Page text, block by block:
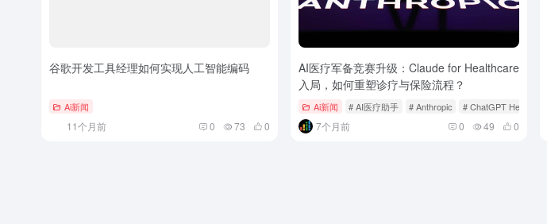
谷歌开发工具经理如何实现人工智能编码
Ai新闻
11个月前 0 73 0
AI医疗军备竞赛升级：Claude for Healthcare
入局，如何重塑诊疗与保险流程？
Ai新闻 # AI医疗助手 # Anthropic # ChatGPT Health
7个月前 0 49 0